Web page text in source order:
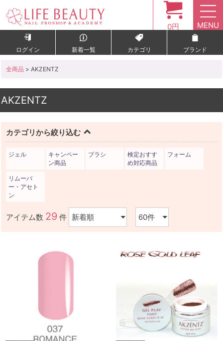
0円 MENU
ログイン 新着一覧 カテゴリ ブランド
全商品 > AKZENTZ
AKZENTZ
カテゴリから絞り込む
ジェル
キャンペー
ン商品
ブラシ
検定おすす
め対応商品
フォーム
リムーバ
ー・アセト
ン
アイテム数 29 件